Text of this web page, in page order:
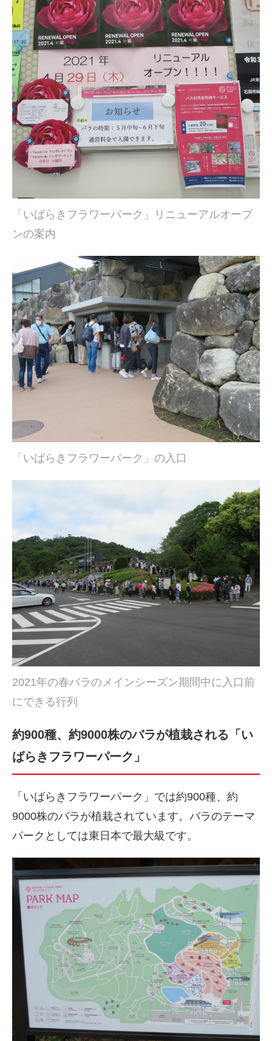
「いばらきフラワーパーク」リニューアルオープ
ンの案内
「いばらきフラワーパーク」の入口
2021年の春バラのメインシーズン期間中に入口前
にできる行列
約900種、約9000株のバラが植栽される「い
ばらきフラワーパーク」
「いばらきフラワーパーク」では約900種、約
9000株のバラが植栽されています。バラのテーマ
パークとしては東日本で最大級です。